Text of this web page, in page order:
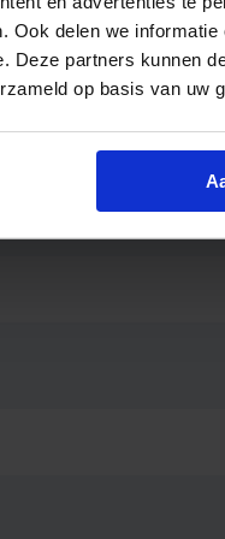
Ook delen we
Deze partners kunnen
op basis van uw